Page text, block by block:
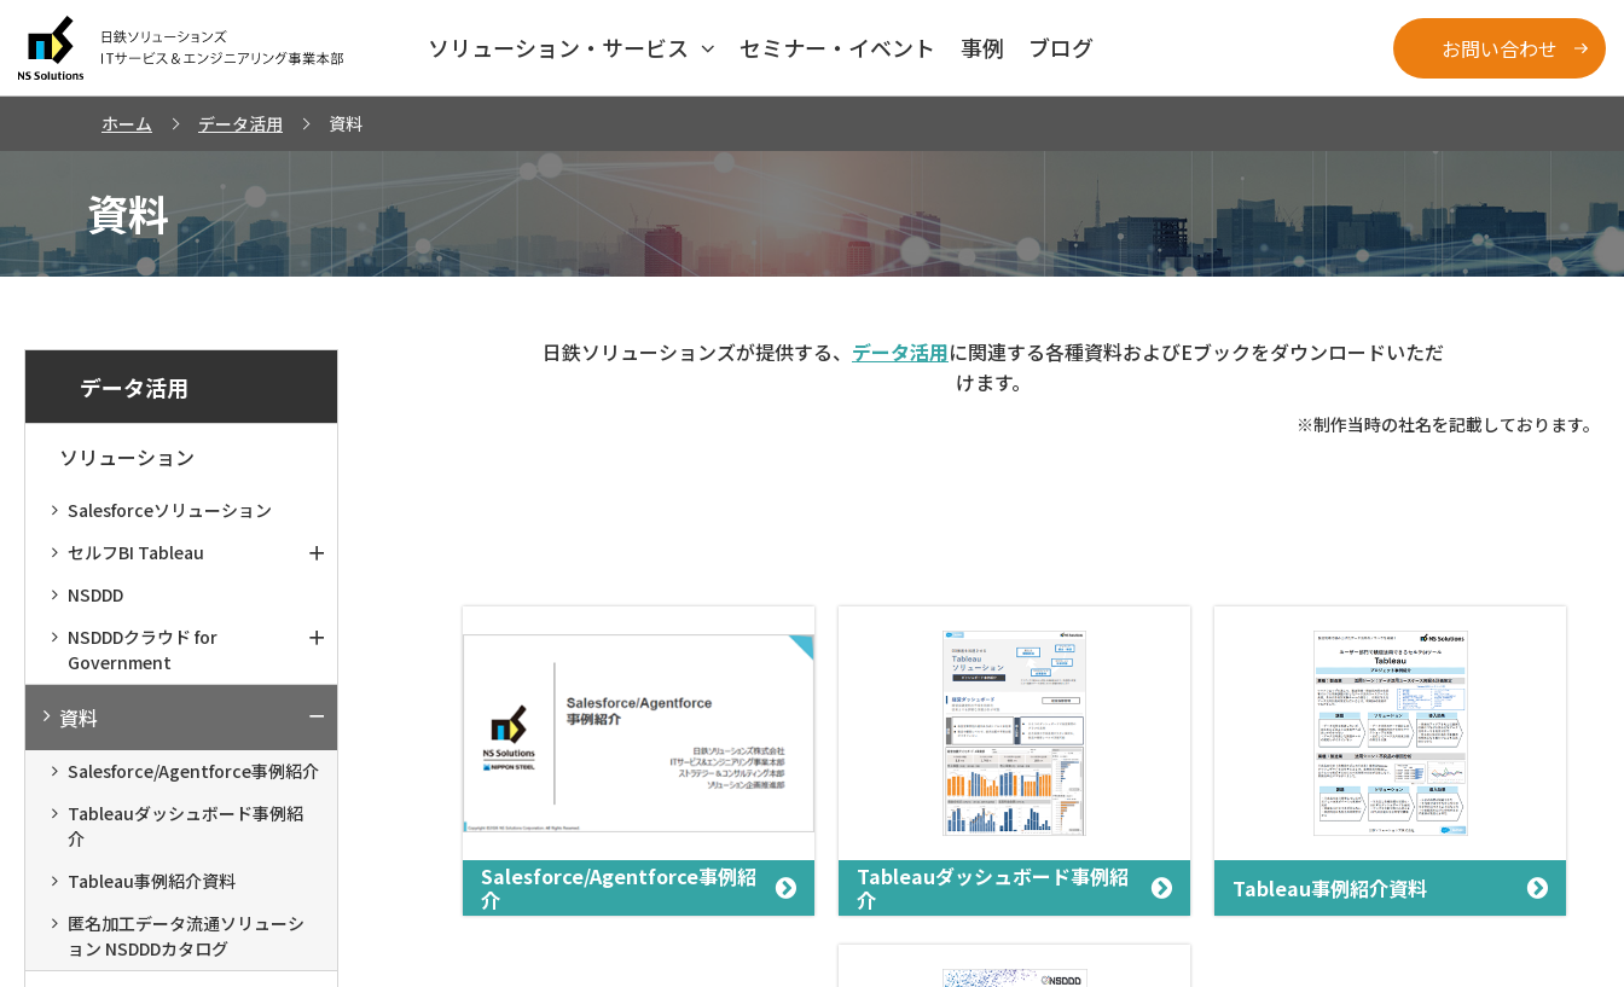
ソリューション・サービス セミナー・イベント 事例 ブログ お問い合わせ
ホーム データ活用 資料
資料
データ活用
ソリューション
Salesforceソリューション
セルフBI Tableau
NSDDD
NSDDDクラウド for
Government
資料
Salesforce/Agentforce事例紹介
Tableauダッシュボード事例紹
介
Tableau事例紹介資料
匿名加工データ流通ソリューシ
ョン NSDDDカタログ
日鉄ソリューションズが提供する、 データ活用に関連する各種資料およびEブックをダウンロードいただ
けます。
※制作当時の社名を記載しております。
Salesforce/Agentforce事例紹
介
Tableauダッシュボード事例紹
介
Tableau事例紹介資料